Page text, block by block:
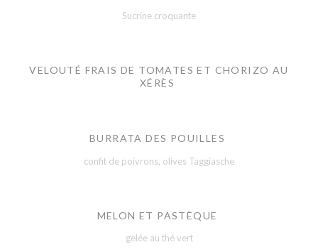
Sucrine croquante
VELOUTÉ FRAIS DE TOMATES ET CHORIZO AU
XÉRÈS
BURRATA DES POUILLES
confit de poivrons, olives Taggiasche
MELON ET PASTÈQUE
gelée au thé vert